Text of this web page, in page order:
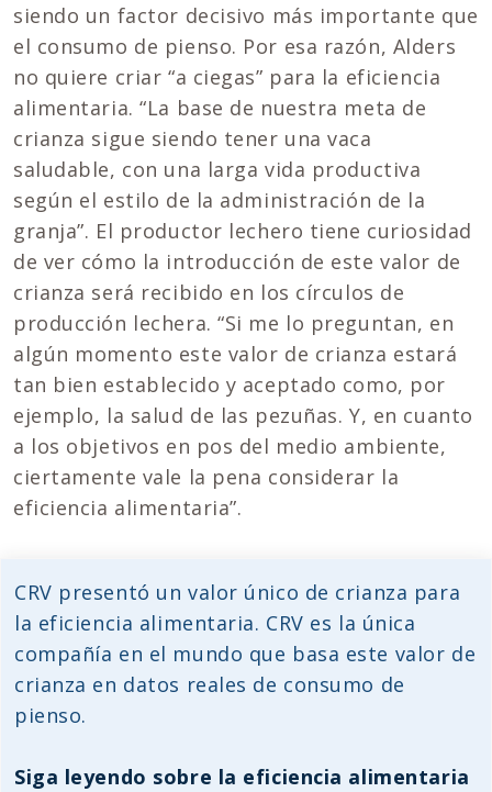
siendo un factor decisivo más importante que
el consumo de pienso. Por esa razón, Alders
no quiere criar “a ciegas” para la eficiencia
alimentaria. “La base de nuestra meta de
crianza sigue siendo tener una vaca
saludable, con una larga vida productiva
según el estilo de la administración de la
granja”. El productor lechero tiene curiosidad
de ver cómo la introducción de este valor de
crianza será recibido en los círculos de
producción lechera. “Si me lo preguntan, en
algún momento este valor de crianza estará
tan bien establecido y aceptado como, por
ejemplo, la salud de las pezuñas. Y, en cuanto
a los objetivos en pos del medio ambiente,
ciertamente vale la pena considerar la
eficiencia alimentaria”.
CRV presentó un valor único de crianza para
la eficiencia alimentaria. CRV es la única
compañía en el mundo que basa este valor de
crianza en datos reales de consumo de
pienso.
Siga leyendo sobre la eficiencia alimentaria